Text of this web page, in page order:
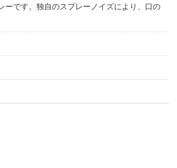
ーです。独自のスプレーノイズにより、口の